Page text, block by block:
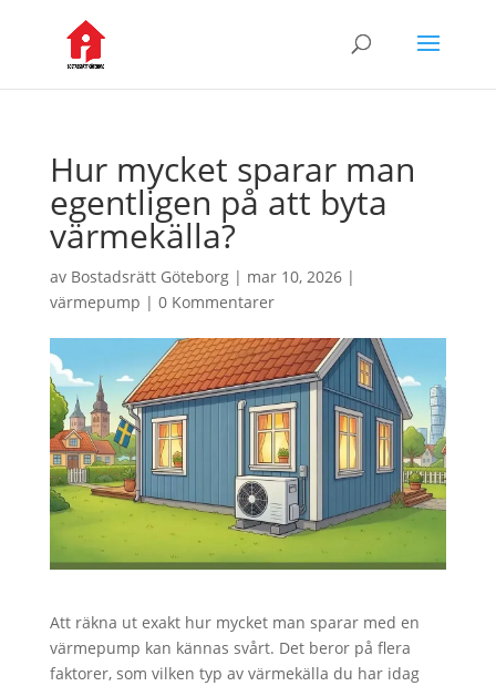
Hur mycket sparar man
egentligen på att byta
värmekälla?
av Bostadsrätt Göteborg| mar 10, 2026|
värmepump | 0 Kommentarer
Att räkna ut exakt hur mycket man sparar med en
värmepump kan kännas svårt. Det beror på flera
faktorer, som vilken typ av värmekälla du har idag